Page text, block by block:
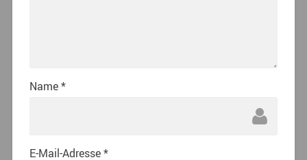
Name*
E-Mail-Adresse*